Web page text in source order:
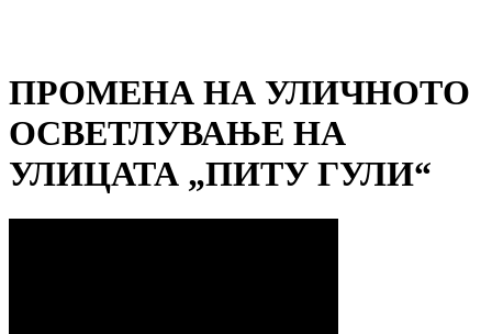
ПРОМЕНА НА УЛИЧНОТО
ОСВЕТЛУВАЊЕ НА
УЛИЦАТА „ПИТУ ГУЛИ“